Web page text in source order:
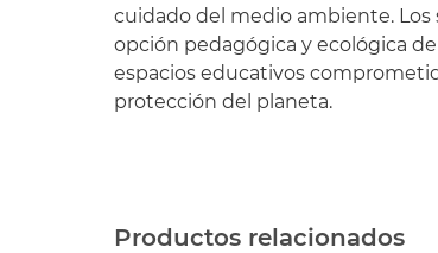
cuidado del medio ambiente. Los
opción pedagógica y ecológica
espacios educativos
protección del planeta.
Productos relacionados